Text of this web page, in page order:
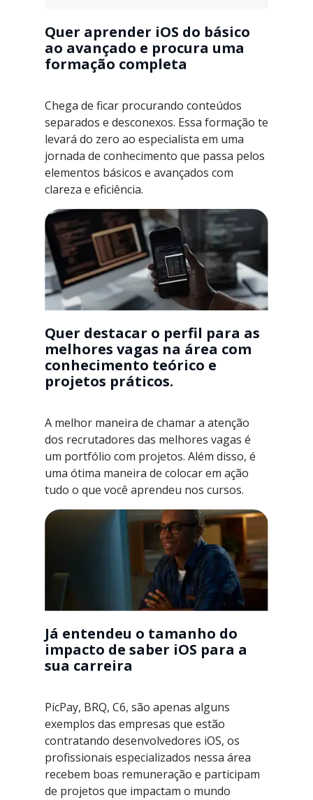
Quer aprender iOS do básico
ao avançado e procura uma
formação completa
Chega de ficar procurando conteúdos
separados e desconexos. Essa formação te
levará do zero ao especialista em uma
jornada de conhecimento que passa pelos
elementos básicos e avançados com
clareza e eficiência.
Quer destacar o perfil para as
melhores vagas na área com
conhecimento teórico e
projetos práticos.
A melhor maneira de chamar a atenção
dos recrutadores das melhores vagas é
um portfólio com projetos. Além disso, é
uma ótima maneira de colocar em ação
tudo o que você aprendeu nos cursos.
Já entendeu o tamanho do
impacto de saber iOS para a
sua carreira
PicPay, BRQ, C6, são apenas alguns
exemplos das empresas que estão
contratando desenvolvedores iOS, os
profissionais especializados nessa área
recebem boas remuneração e participam
de projetos que impactam o mundo